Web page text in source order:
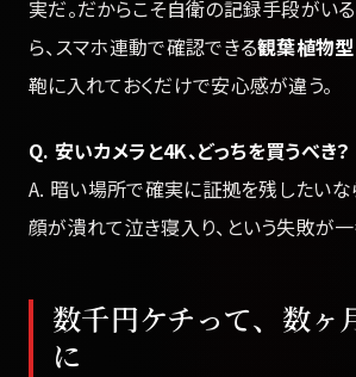
実だ。だからこそ自衛の記録手段がい
ら、スマホ連動で確認できる観葉植物
鞄に入れておくだけで安心感が違う。
Q. 安いカメラと4K、どっちを買うべき？
A. 暗い場所で確実に証拠を残したいな
顔が潰れて泣き寝入り、という失敗が一
数千円ケチって、数ヶ
に